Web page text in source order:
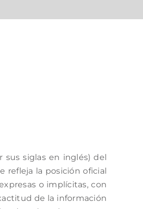
sus siglas en inglés) del
refleja la posición oficial
o implícitas, con
de la información